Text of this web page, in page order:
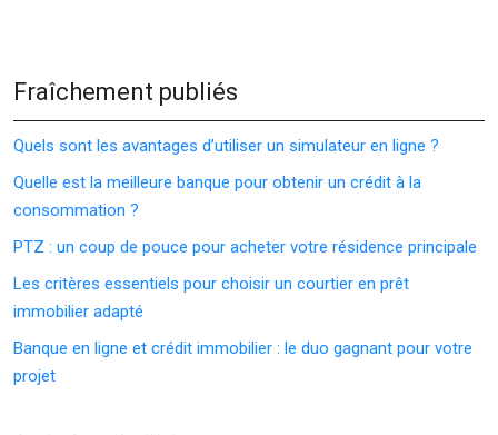
Fraîchement publiés
Quels sont les avantages d’utiliser un simulateur en ligne ?
Quelle est la meilleure banque pour obtenir un crédit à la
consommation ?
PTZ : un coup de pouce pour acheter votre résidence principale
Les critères essentiels pour choisir un courtier en prêt
immobilier adapté
Banque en ligne et crédit immobilier : le duo gagnant pour votre
projet